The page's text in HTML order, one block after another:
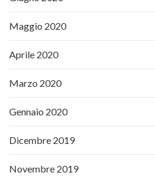
Maggio 2020
Aprile 2020
Marzo 2020
Gennaio 2020
Dicembre 2019
Novembre 2019